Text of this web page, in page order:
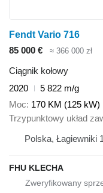
Fendt Vario 716
85 000 €
≈ 366 000 zł
Ciągnik kołowy
2020
5 822 m/g
Moc 170 KM (125 kW)
Trzypunktowy układ
Polska, Łagiewniki
FHU KLECHA